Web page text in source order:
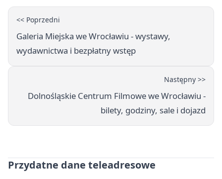
<< Poprzedni
Galeria Miejska we Wrocławiu - wystawy,
wydawnictwa i bezpłatny wstęp
Następny >>
Dolnośląskie Centrum Filmowe we Wrocławiu -
bilety, godziny, sale i dojazd
Przydatne dane teleadresowe